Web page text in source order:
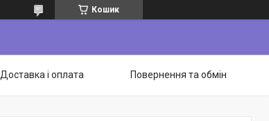
Кошик
Доставка і оплата Повернення та обмін